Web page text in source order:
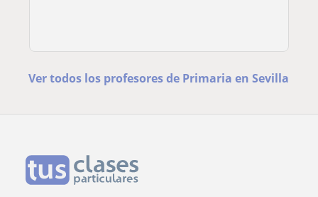
Ver todos los profesores de Primaria en Sevilla